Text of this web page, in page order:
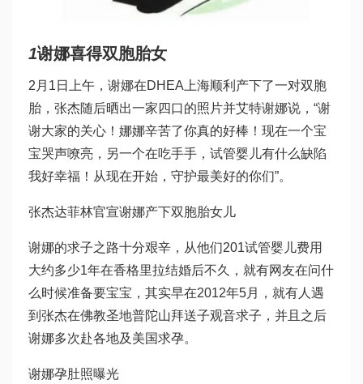
1谢娜喜得双胞胎女
2月1日上午，谢娜在DHEA 上海顺利产下了一对双胞
胎，张杰随后晒出一家四口的照片并艾特谢娜说，“谢
谢大家的关心！娜娜辛苦了你真的好棒！现在一个宝
宝哭声嘹亮，另一个在吃手手， 试管婴儿有什么缺陷
我好幸福！从现在开始，守护最美好的你们”。
张杰达菲林官宣谢娜产下双胞胎女儿
谢娜的求子之路十分艰辛，从他们201试管婴儿费用
大约多少1年在香格里拉结婚后不久，就有网友在问什
么时候准备要宝宝，其实早在2012年5月，就有人遇
到张杰在佛教圣地普陀山拜送子观音求子，并且之后
谢娜多次赴各地及美国求孕。
谢娜孕肚照曝光